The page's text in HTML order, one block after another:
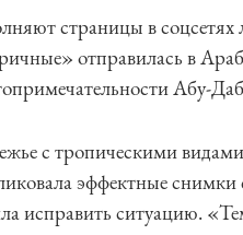
страницы в
отправилась в
Абу-
с тропическими
эффектные
исправить ситуацию.